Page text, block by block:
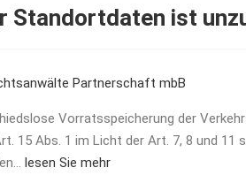
Standortdaten ist
Partnerschaft mbB
Vorratsspeicherung der
15 Abs. 1 im Licht der Art. 7, 8 und 11
lesen Sie mehr